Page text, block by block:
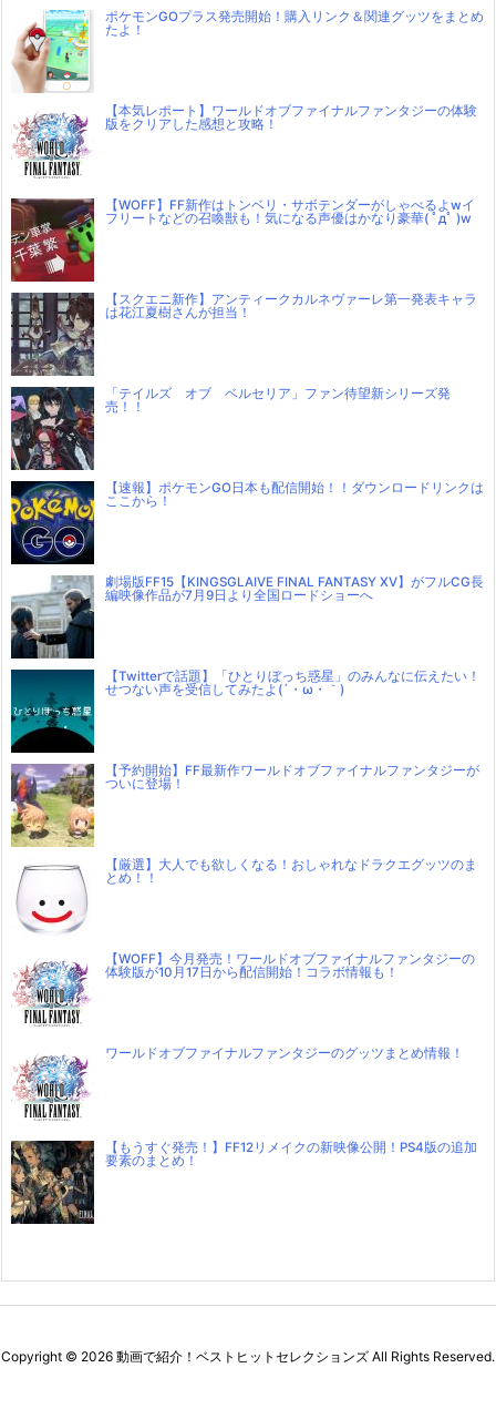
ポケモンGOプラス発売開始！購入リンク＆関連グッツをまとめ
たよ！
【本気レポート】ワールドオブファイナルファンタジーの体験
版をクリアした感想と攻略！
【WOFF】FF新作はトンベリ・サボテンダーがしゃべるよwイ
フリートなどの召喚獣も！気になる声優はかなり豪華( ﾟдﾟ )w
【スクエニ新作】アンティークカルネヴァーレ第一発表キャラ
は花江夏樹さんが担当！
「テイルズ オブ ベルセリア」ファン待望新シリーズ発
売！！
【速報】ポケモンGO日本も配信開始！！ダウンロードリンクは
ここから！
劇場版FF15【KINGSGLAIVE FINAL FANTASY XV】がフルCG長
編映像作品が7月9日より全国ロードショーへ
【Twitterで話題】「ひとりぼっち惑星」のみんなに伝えたい！
せつない声を受信してみたよ(´・ω・｀)
【予約開始】FF最新作ワールドオブファイナルファンタジーが
ついに登場！
【厳選】大人でも欲しくなる！おしゃれなドラクエグッツのま
とめ！！
【WOFF】今月発売！ワールドオブファイナルファンタジーの
体験版が10月17日から配信開始！コラボ情報も！
ワールドオブファイナルファンタジーのグッツまとめ情報！
【もうすぐ発売！】FF12リメイクの新映像公開！PS4版の追加
要素のまとめ！
Copyright © 2026 動画で紹介！ベストヒットセレクションズ All Rights Reserved.